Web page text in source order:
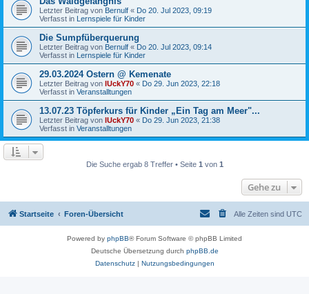
Letzter Beitrag von Bernulf « Do 20. Jul 2023, 09:19
Verfasst in Lernspiele für Kinder
Die Sumpfüberquerung
Letzter Beitrag von Bernulf « Do 20. Jul 2023, 09:14
Verfasst in Lernspiele für Kinder
29.03.2024 Ostern @ Kemenate
Letzter Beitrag von lUckY70 « Do 29. Jun 2023, 22:18
Verfasst in Veranstalltungen
13.07.23 Töpferkurs für Kinder „Ein Tag am Meer"...
Letzter Beitrag von lUckY70 « Do 29. Jun 2023, 21:38
Verfasst in Veranstalltungen
Die Suche ergab 8 Treffer • Seite 1 von 1
Gehe zu
Startseite Foren-Übersicht Alle Zeiten sind UTC
Powered by phpBB® Forum Software © phpBB Limited
Deutsche Übersetzung durch phpBB.de
Datenschutz| Nutzungsbedingungen